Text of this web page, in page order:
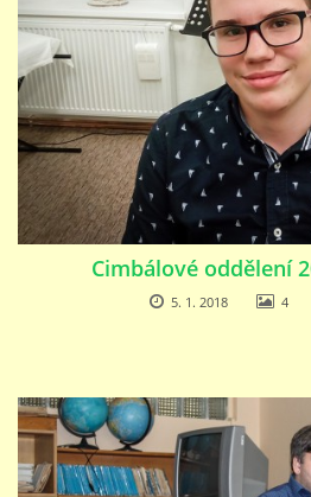
Cimbálové oddělení
5. 1. 2018 4